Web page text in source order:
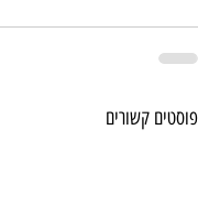
פוסטים קשורים